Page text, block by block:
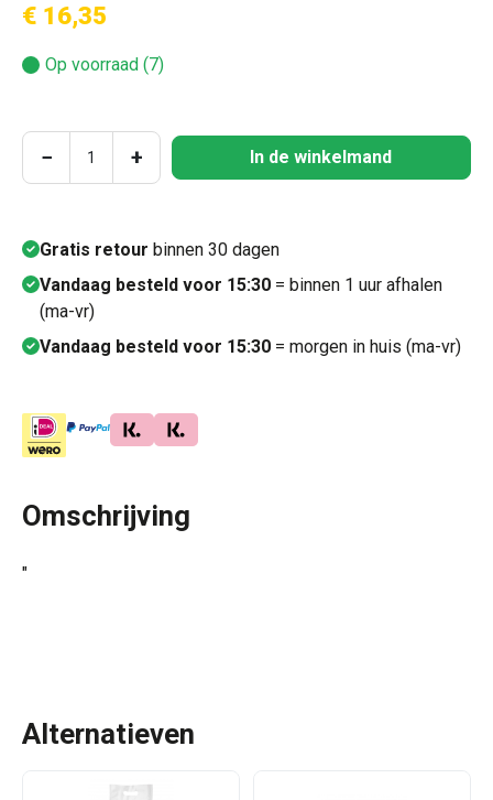
€ 16,35
Op voorraad (7)
Producthoeveelheid: Voer de gewenste
− + In de winkelmand
Gratis retour binnen 30 dagen
Vandaag besteld voor 15:30 = binnen 1 uur afhalen
(ma-vr)
Vandaag besteld voor 15:30 = morgen in huis (ma-vr)
Omschrijving
"
Alternatieven